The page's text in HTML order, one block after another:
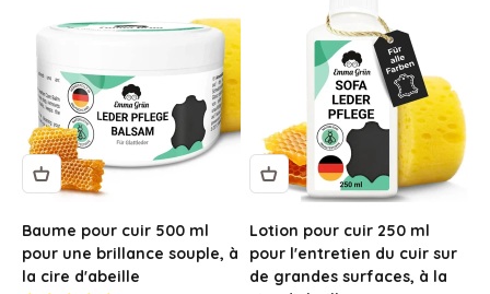
Baume pour cuir 500 ml
pour une brillance souple, à
la cire d'abeille
Lotion pour cuir 250 ml
pour l'entretien du cuir sur
de grandes surfaces, à la